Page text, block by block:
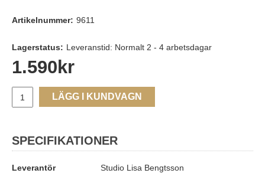
Artikelnummer: 9611
Lagerstatus: Leveranstid: Normalt 2 - 4 arbetsdagar
1.590 kr
LÄGG I KUNDVAGN
SPECIFIKATIONER
Leverantör Studio Lisa Bengtsson